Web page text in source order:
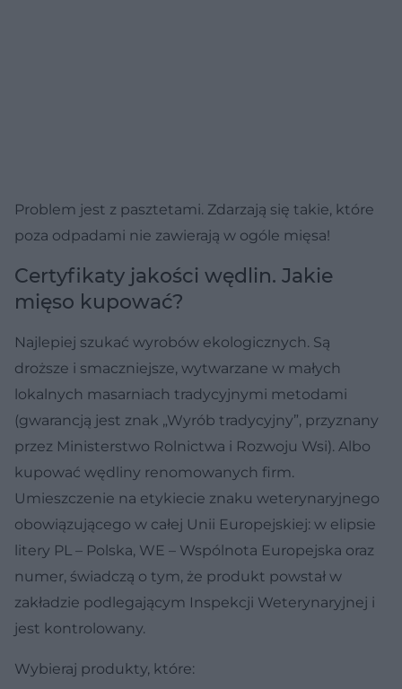
Problem jest z pasztetami. Zdarzają się takie, które
poza odpadami nie zawierają w ogóle mięsa!
Certyfikaty jakości wędlin. Jakie
mięso kupować?
Najlepiej szukać wyrobów ekologicznych. Są
droższe i smaczniejsze, wytwarzane w małych
lokalnych masarniach tradycyjnymi metodami
(gwarancją jest znak „Wyrób tradycyjny”, przyznany
przez Ministerstwo Rolnictwa i Rozwoju Wsi). Albo
kupować wędliny renomowanych firm.
Umieszczenie na etykiecie znaku weterynaryjnego
obowiązującego w całej Unii Europejskiej: w elipsie
litery PL – Polska, WE – Wspólnota Europejska oraz
numer, świadczą o tym, że produkt powstał w
zakładzie podlegającym Inspekcji Weterynaryjnej i
jest kontrolowany.
Wybieraj produkty, które: